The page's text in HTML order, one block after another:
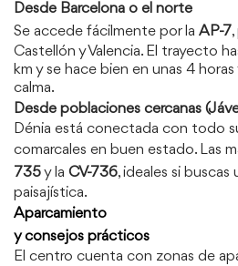
Desde Barcelona o el norte
Se accede fácilmente por la AP-7
Castellón y Valencia. El trayecto
km y se hace bien en unas 4
calma.
Desde poblaciones cercanas
Dénia está conectada con todo
comarcales en buen estado. Las
735y la CV-736, ideales si buscas
paisajística.
Aparcamiento
y consejos prácticos
El centro cuenta con zonas de